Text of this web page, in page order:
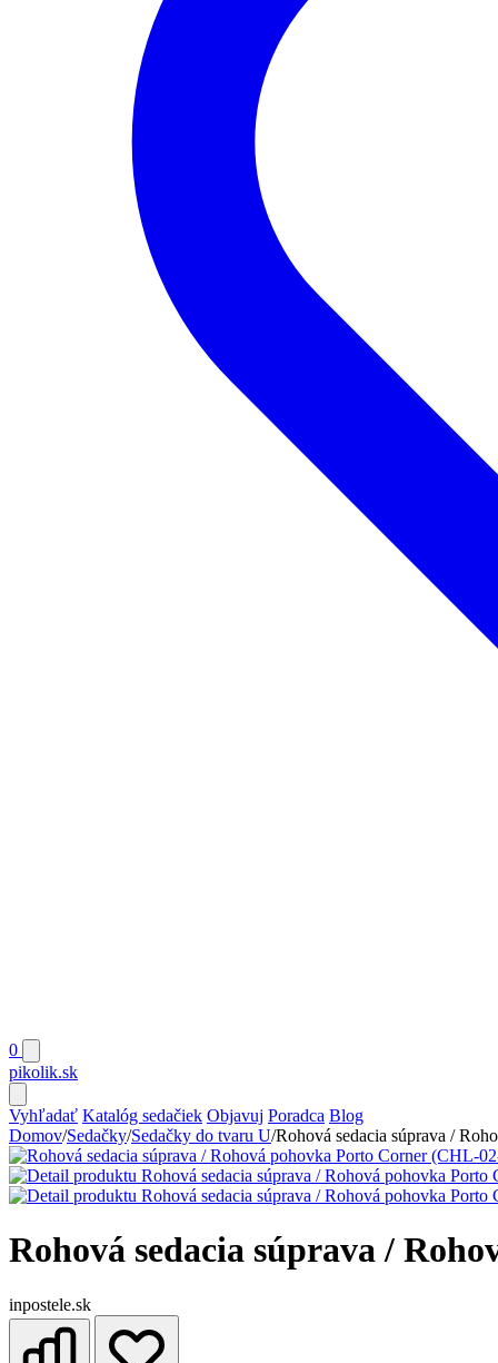
0
pikolik.sk
Vyhľadať Katalóg sedačiek Objavuj Poradca Blog
Domov/Sedačky/Sedačky do tvaru U/Rohová sedacia súprava /
Rohová sedacia súprava /
inpostele.sk